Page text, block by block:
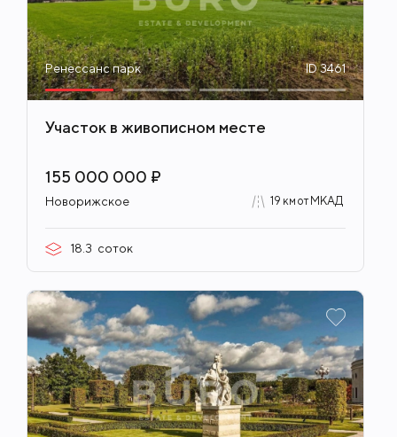
Ренессанс парк ID 3461
Участок в живописном месте
155 000 000 ₽
Новорижское 19 км от МКАД
18.3 соток